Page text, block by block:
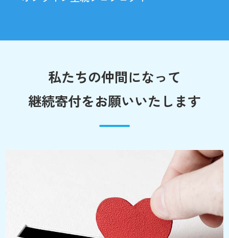
私たちの仲間になって
継続寄付をお願いいたします